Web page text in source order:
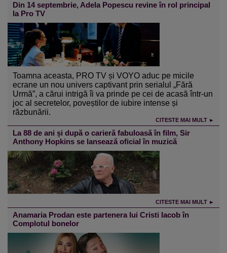
Din 14 septembrie, Adela Popescu revine în rol principal
la Pro TV
Toamna aceasta, PRO TV și VOYO aduc pe micile
ecrane un nou univers captivant prin serialul „Fără
Urmă”, a cărui intrigă îi va prinde pe cei de acasă într-un
joc al secretelor, poveștilor de iubire intense și
răzbunării.
CITESTE MAI MULT ►
La 88 de ani și după o carieră fabuloasă în film, Sir
Anthony Hopkins se lansează oficial în muzică
CITESTE MAI MULT ►
Anamaria Prodan este partenera lui Cristi Iacob în
Complotul bonelor